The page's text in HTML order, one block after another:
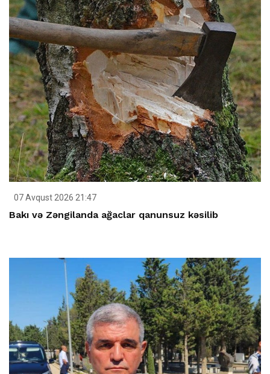
07 Avqust 2026 21:47
Bakı və Zəngilanda ağaclar qanunsuz kəsilib